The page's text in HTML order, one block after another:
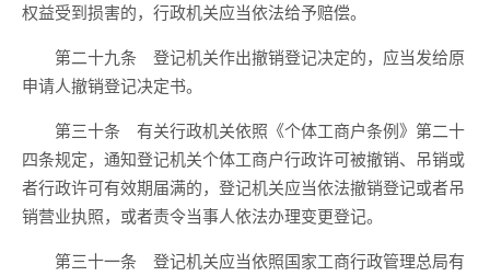
权益受到损害的，行政机关应当依法给予赔偿。
第二十九条 登记机关作出撤销登记决定的，应当发给原
申请人撤销登记决定书。
第三十条 有关行政机关依照《个体工商户条例》第二十
四条规定，通知登记机关个体工商户行政许可被撤销、吊销或
者行政许可有效期届满的，登记机关应当依法撤销登记或者吊
销营业执照，或者责令当事人依法办理变更登记。
第三十一条 登记机关应当依照国家工商行政管理总局有